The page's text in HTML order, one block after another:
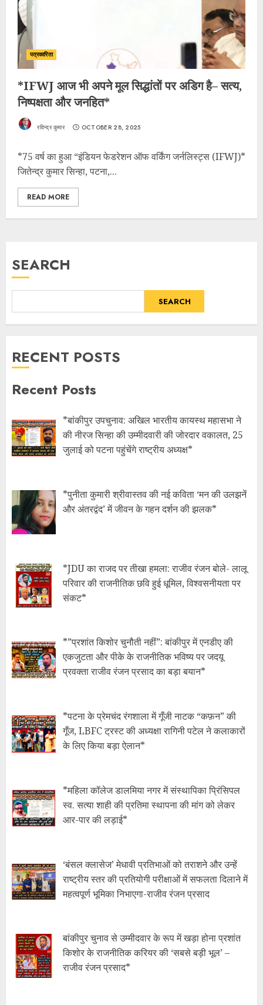
पत्रकारिता
*IFWJ आज भी अपने मूल सिद्धांतों पर अडिग है– सत्य,
निष्पक्षता और जनहित*
रविन्द्र कुमार OCTOBER 28, 2025
*75 वर्ष का हुआ “इंडियन फेडरेशन ऑफ वर्किंग जर्नलिस्ट्स (IFWJ)*
जितेन्द्र कुमार सिन्हा, पटना,...
READ MORE
SEARCH
SEARCH
RECENT POSTS
Recent Posts
*बांकीपुर उपचुनाव: अखिल भारतीय कायस्थ महासभा ने
की नीरज सिन्हा की उम्मीदवारी की जोरदार वकालत, 25
जुलाई को पटना पहुंचेंगे राष्ट्रीय अध्यक्ष*
*पुनीता कुमारी श्रीवास्तव की नई कविता ‘मन की उलझनें
और अंतरद्वंद’ में जीवन के गहन दर्शन की झलक*
*JDU का राजद पर तीखा हमला: राजीव रंजन बोले- लालू
परिवार की राजनीतिक छवि हुई धूमिल, विश्वसनीयता पर
संकट*
*​”प्रशांत किशोर चुनौती नहीं”: बांकीपुर में एनडीए की
एकजुटता और पीके के राजनीतिक भविष्य पर जदयू
प्रवक्ता राजीव रंजन प्रसाद का बड़ा बयान*
*​पटना के प्रेमचंद रंगशाला में गूँजी नाटक “कफ़न” की
गूँज, LBFC ट्रस्ट की अध्यक्षा रागिनी पटेल ने कलाकारों
के लिए किया बड़ा ऐलान*
*महिला कॉलेज डालमिया नगर में संस्थापिका प्रिंसिपल
स्व. सत्या शाही की प्रतिमा स्थापना की मांग को लेकर
आर-पार की लड़ाई*
‘बंसल क्लासेज’ मेधावी प्रतिभाओं को तराशने और उन्हें
राष्ट्रीय स्तर की प्रतियोगी परीक्षाओं में सफलता दिलाने में
महत्वपूर्ण भूमिका निभाएगा-राजीव रंजन प्रसाद
बांकीपुर चुनाव से उम्मीदवार के रूप में खड़ा होना प्रशांत
किशोर के राजनीतिक करियर की ‘सबसे बड़ी भूल’ –
राजीव रंजन प्रसाद*